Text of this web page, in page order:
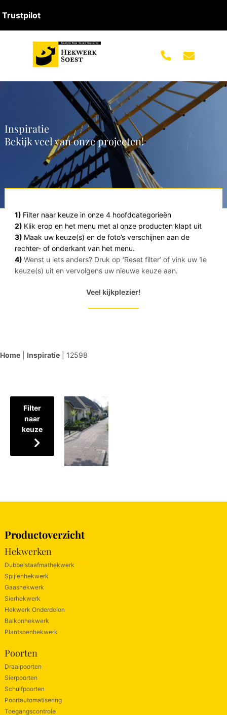
Trustpilot
Inspiratie
Bekijk veel van onze projecten!
1) Filter naar keuze in onze 4 hoofdcategorieën
2) Klik erop en het menu met al onze producten klapt uit
3) Maak uw keuze(s) en de foto’s verschijnen aan de
rechter- of onderkant van het menu.
4) Wenst u iets anders? Druk op ‘Reset filter’ of vink uw 1e
keuze(s) uit en vervolgens uw nieuwe keuze aan.
Veel kijkplezier!
Home Inspiratie 12598
Filter
naar
keuze
Productoverzicht
Hekwerken
Dubbelstaafmathekwerk
Spijlenhekwerk
Gaashekwerk
Sierhekwerk
Hekwerk Onderdelen
Balkonhekwerk
Plantsoenhekwerk
Poorten
Draaipoorten
Sierpoorten
Schuifpoorten
Poortautomatisering
Toegangscontrole